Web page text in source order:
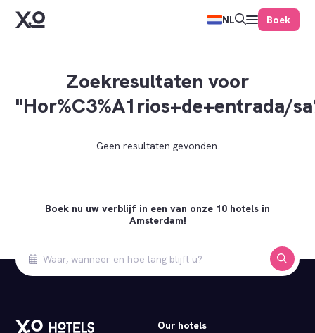
NL Boek
Zoekresultaten voor
"Hor%C3%A1rios+de+entrada/
Geen resultaten gevonden.
Boek nu uw verblijf in een van onze 10 hotels in
Amsterdam!
Our hotels